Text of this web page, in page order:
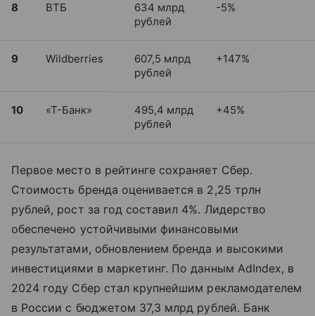
8 ВТБ
634 млрд
рублей
-5%
9 Wildberries
607,5 млрд
рублей
+147%
10 «Т-Банк»
495,4 млрд
рублей
+45%
Первое место в рейтинге сохраняет Сбер.
Стоимость бренда оценивается в 2,25 трлн
рублей, рост за год составил 4%. Лидерство
обеспечено устойчивыми финансовыми
результатами, обновлением бренда и высокими
инвестициями в маркетинг. По данным AdIndex, в
2024 году Сбер стал крупнейшим рекламодателем
в России с бюджетом 37,3 млрд рублей. Банк